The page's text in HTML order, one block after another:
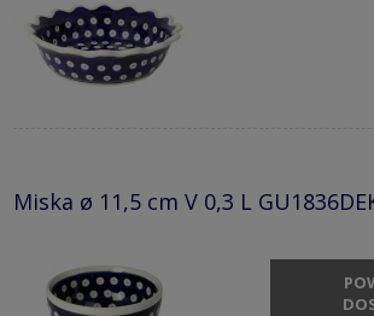
Miska ø 11,5 cm V 0,3 L